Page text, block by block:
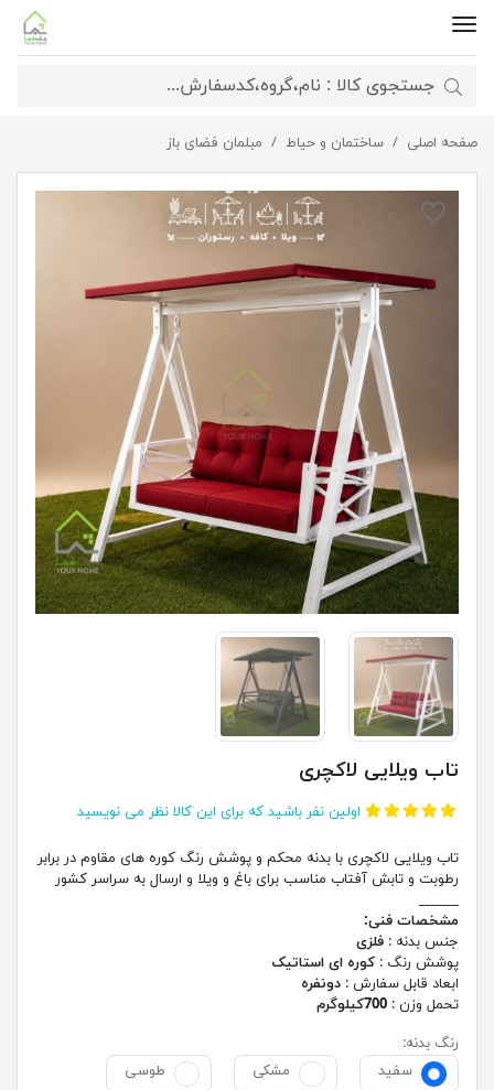
صفحه اصلی ساختمان و حیاط مبلمان فضای باز تاب ویلایی لاکچری
تاب ویلایی لاکچری
اولین نفر باشید که برای این کالا نظر می نویسید
تاب ویلایی لاکچری با بدنه محکم و پوشش رنگ کوره های مقاوم در برابر
رطوبت و تابش آفتاب مناسب برای باغ و ویلا و ارسال به سراسر کشور
______
مشخصات فنی:
جنس بدنه : فلزی
پوشش رنگ : کوره ای استاتیک
ابعاد قابل سفارش : دونفره
تحمل وزن : 700کیلوگرم
رنگ بدنه:
سفید
مشکی طوسی